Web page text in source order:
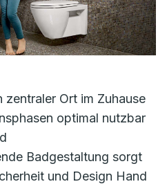
zentraler Ort im Zuhause
optimal nutzbar
Badgestaltung sorgt
und Design Hand